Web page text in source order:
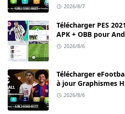
2026/8/7
Télécharger PES
APK + OBB pour
2026/8/6
Télécharger
à jour Graphismes
2026/8/6